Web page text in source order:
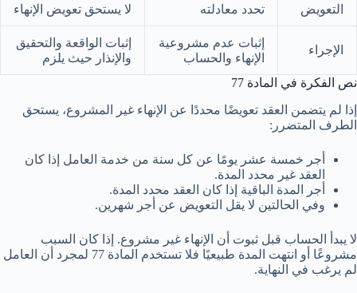
التعويض تحدد معادلته لا يستحق تعويض الإنهاء
الإجراء
إثبات عدم مشروعية
الإنهاء والحساب
إثبات الواقعة والتحقيق
والإنذار حيث يلزم
نص الفكرة في المادة 77
إذا لم يتضمن العقد تعويضًا محددًا عن الإنهاء غير المشروع، يستحق
الطرف المتضرر:
أجر خمسة عشر يومًا عن كل سنة من خدمة العامل إذا كان
العقد غير محدد المدة.
أجر المدة الباقية إذا كان العقد محدد المدة.
وفي الحالتين لا يقل التعويض عن أجر شهرين.
لا يبدأ الحساب قبل ثبوت أن الإنهاء غير مشروع. إذا كان السبب
مشروعًا أو انتهت المدة طبيعيًا فلا تستخدم المادة 77 لمجرد أن العامل
لم يرغب في النهاية.